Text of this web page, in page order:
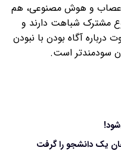
اعصاب و هوش مصنوعی، هم
مشترک شباهت دارند و
آگاه بودن با نبودن
سودمندتر است.
یک دانشجو را گرفت